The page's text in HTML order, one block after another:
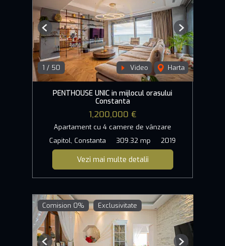
1 / 50 Video Harta
Previous Next
PENTHOUSE UNIC in mijlocul orasului
Constanta
1,200,000 €
Apartament cu 4 camere de vânzare
Capitol, Constanta
309.32 mp 2019
Vezi mai multe detalii
Comision 0% Exclusivitate